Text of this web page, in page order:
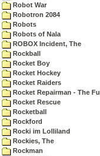
Robot War
Robotron 2084
Robots
Robots of Nala
ROBOX Incident, The
Rockball
Rocket Boy
Rocket Hockey
Rocket Raiders
Rocket Repairman - The
Rocket Rescue
Rocketball
Rockford
Rocki im Lolliland
Rockies, The
Rockman